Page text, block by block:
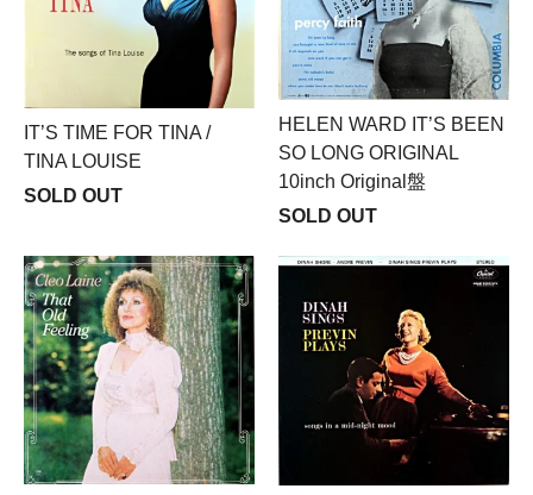
IT’S TIME FOR TINA /
TINA LOUISE
SOLD OUT
HELEN WARD IT’S BEEN
SO LONG ORIGINAL
10inch Original盤
SOLD OUT